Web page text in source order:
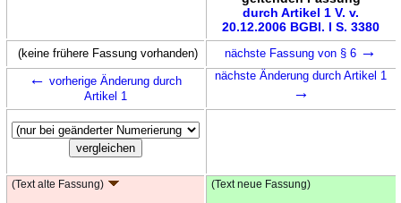
durch Artikel 1 V. v.
20.12.2006 BGBl. I S. 3380
(keine frühere Fassung vorhanden) nächste Fassung von § 6 →
← vorherige Änderung durch
Artikel 1
nächste Änderung durch Artikel 1
→
(Text alte Fassung) (Text neue Fassung)